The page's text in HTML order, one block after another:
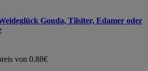
Gouda, Tilsiter, Edamer oder
von 0.88€